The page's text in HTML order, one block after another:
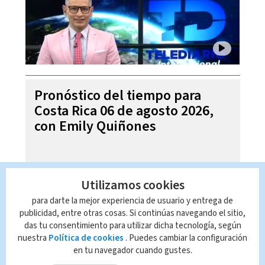
Pronóstico del tiempo para
Costa Rica 06 de agosto 2026,
con Emily Quiñones
Utilizamos cookies
para darte la mejor experiencia de usuario y entrega de
publicidad, entre otras cosas. Si continúas navegando el sitio,
das tu consentimiento para utilizar dicha tecnología, según
nuestra Política de cookies . Puedes cambiar la configuración
en tu navegador cuando gustes.